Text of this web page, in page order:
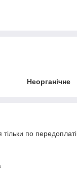
Неорганічне
по передоплаті.